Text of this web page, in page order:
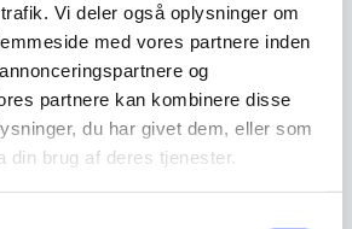
Vi deler også oplysninger om
med vores partnere inden
og
partnere kan kombinere disse
du har givet dem, eller som
din brug af deres tjenester.
SPAR 18%
Hylde med 2 beslag